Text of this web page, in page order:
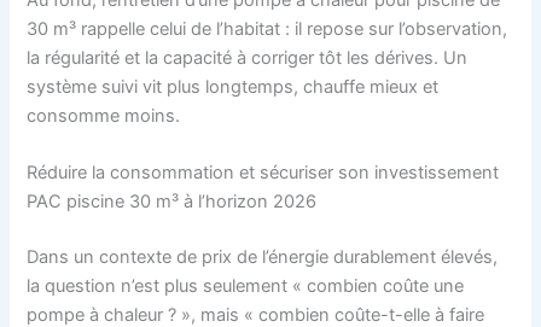
30 m³ rappelle celui de l’habitat : il repose sur l’observation,
la régularité et la capacité à corriger tôt les dérives. Un
système suivi vit plus longtemps, chauffe mieux et
consomme moins.
Réduire la consommation et sécuriser son investissement
PAC piscine 30 m³ à l’horizon 2026
Dans un contexte de prix de l’énergie durablement élevés,
la question n’est plus seulement « combien coûte une
pompe à chaleur ? », mais « combien coûte-t-elle à faire